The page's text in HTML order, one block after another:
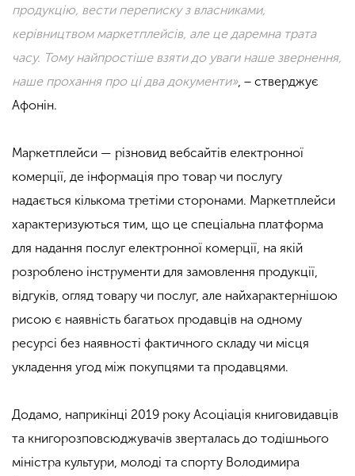
продукцію, вести переписку з власниками,
керівництвом маркетплейсів, але це даремна трата
часу. Тому найпростіше взяти до уваги наше звернення,
наше прохання про ці два документи», − стверджує
Афонін.
Маркетплейси — різновид вебсайтів електронної
комерції, де інформація про товар чи послугу
надається кількома третіми сторонами. Маркетплейси
характеризуються тим, що це спеціальна платформа
для надання послуг електронної комерції, на якій
розроблено інструменти для замовлення продукції,
відгуків, огляд товару чи послуг, але найхарактернішою
рисою є наявність багатьох продавців на одному
ресурсі без наявності фактичного складу чи місця
укладення угод між покупцями та продавцями.
Додамо, наприкінці 2019 року Асоціація книговидавців
та книгорозповсюджувачів зверталась до тодішнього
міністра культури, молоді та спорту Володимира